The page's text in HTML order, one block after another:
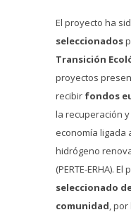
El proyecto ha
seleccionados
Transición
proyectos
recibir fondos
la recuperación
economía ligada
hidrógeno
(PERTE-ERHA).
seleccionado
comunidad,